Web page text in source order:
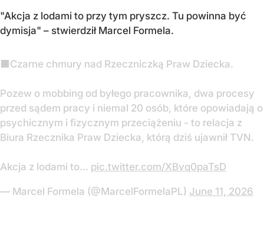
"Akcja z lodami to przy tym pryszcz. Tu powinna być
dymisja" – stwierdził Marcel Formela.
⬛️Czarne chmury nad Rzeczniczką Praw Dziecka.
Pozew o mobbing od byłego pracownika, dwa procesy
przed sądem pracy i niemal 20 osób, które opowiadają o
psychicznym i fizycznym przeciążeniu - to relacja z
Biura Rzecznika Praw Dziecka, którą dziś ujawnił TVN.
Akcja z lodami to… pic.twitter.com/XBvq0paTsD
— Marcel Formela (@MarcelFormelaPL) June 11, 2026